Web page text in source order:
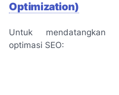
Optimization)
Untuk mendatangkan
optimasi SEO: